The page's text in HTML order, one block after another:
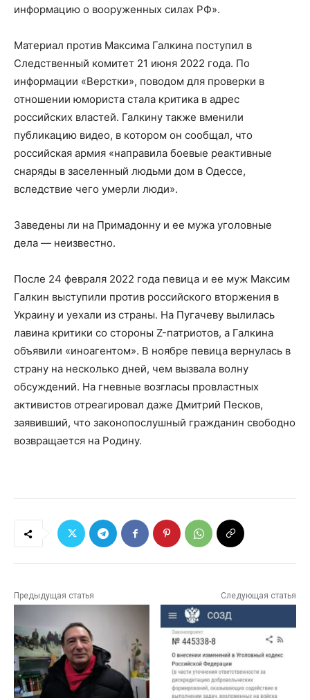
информацию о вооруженных силах РФ».
Материал против Максима Галкина поступил в
Следственный комитет 21 июня 2022 года. По
информации «Верстки», поводом для проверки в
отношении юмориста стала критика в адрес
российских властей. Галкину также вменили
публикацию видео, в котором он сообщал, что
российская армия «направила боевые реактивные
снаряды в заселенный людьми дом в Одессе,
вследствие чего умерли люди».
Заведены ли на Примадонну и ее мужа уголовные
дела — неизвестно.
После 24 февраля 2022 года певица и ее муж Максим
Галкин выступили против российского вторжения в
Украину и уехали из страны. На Пугачеву вылилась
лавина критики со стороны Z-патриотов, а Галкина
объявили «иноагентом». В ноябре певица вернулась в
страну на несколько дней, чем вызвала волну
обсуждений. На гневные возгласы провластных
активистов отреагировал даже Дмитрий Песков,
заявивший, что законопослушный гражданин свободно
возвращается на Родину.
Предыдущая статья Следующая статья